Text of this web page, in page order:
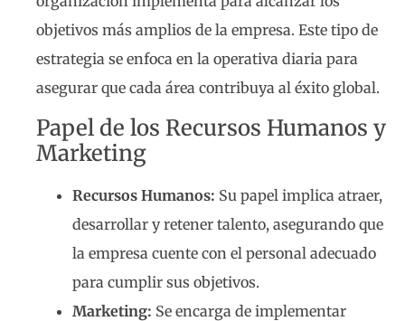
objetivos más amplios de la empresa. Este tipo de
estrategia se enfoca en la operativa diaria para
asegurar que cada área contribuya al éxito global.
Papel de los Recursos Humanos y
Marketing
Recursos Humanos: Su papel implica atraer,
desarrollar y retener talento, asegurando que
la empresa cuente con el personal adecuado
para cumplir sus objetivos.
Marketing: Se encarga de implementar